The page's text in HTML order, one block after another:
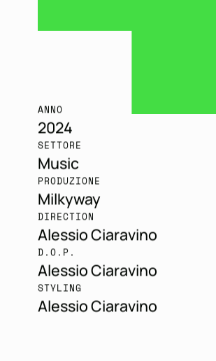
ANNO
2024
SETTORE
Music
PRODUZIONE
Milkyway
DIRECTION
Alessio Ciaravino
D.O.P.
Alessio Ciaravino
STYLING
Alessio Ciaravino